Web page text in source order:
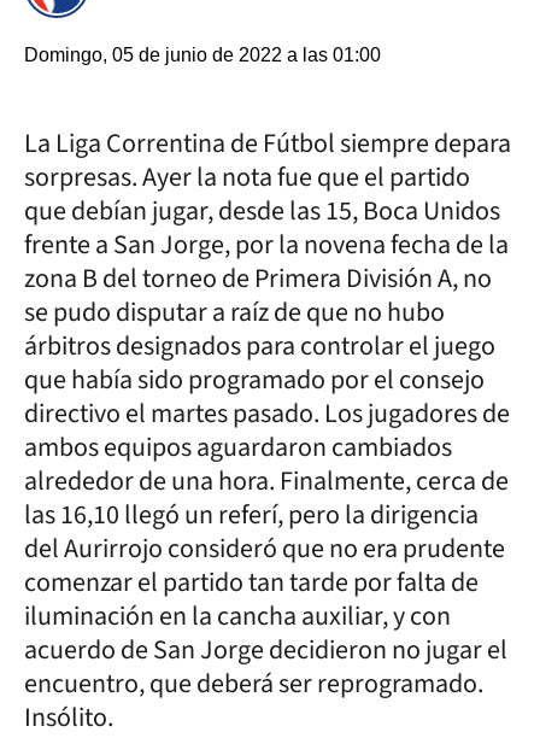
Domingo, 05 de junio de 2022 a las 01:00
La Liga Correntina de Fútbol siempre depara
sorpresas. Ayer la nota fue que el partido
que debían jugar, desde las 15, Boca Unidos
frente a San Jorge, por la novena fecha de la
zona B del torneo de Primera División A, no
se pudo disputar a raíz de que no hubo
árbitros designados para controlar el juego
que había sido programado por el consejo
directivo el martes pasado. Los jugadores de
ambos equipos aguardaron cambiados
alrededor de una hora. Finalmente, cerca de
las 16,10 llegó un referí, pero la dirigencia
del Aurirrojo consideró que no era prudente
comenzar el partido tan tarde por falta de
iluminación en la cancha auxiliar, y con
acuerdo de San Jorge decidieron no jugar el
encuentro, que deberá ser reprogramado.
Insólito.